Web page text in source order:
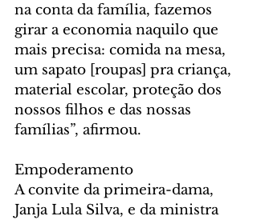
na conta da família, fazemos
girar a economia naquilo que
mais precisa: comida na mesa,
um sapato [roupas] pra criança,
material escolar, proteção dos
nossos filhos e das nossas
famílias”, afirmou.
Empoderamento
A convite da primeira-dama,
Janja Lula Silva, e da ministra